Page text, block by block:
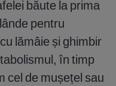
băute la prima
pentru
lămâie și ghimbir
în timp
cel de mușețel sau